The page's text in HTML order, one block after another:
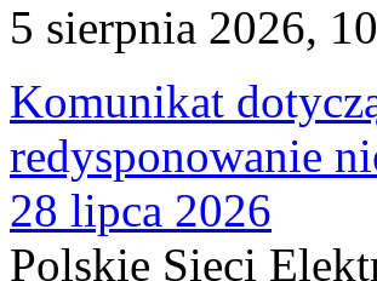
5 sierpnia 2026,
Komunikat
redysponowanie
28 lipca 2026
Polskie Sieci